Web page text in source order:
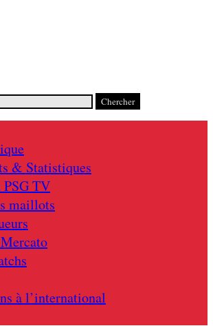
& Statistiques
TV
maillots
à l’international